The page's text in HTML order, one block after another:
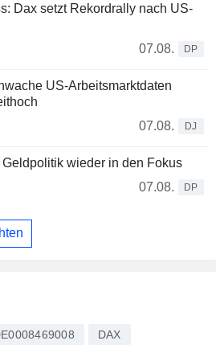
Dax setzt Rekordrally nach US-
07.08.
DP
US-Arbeitsmarktdaten
07.08.
DJ
wieder in den Fokus
07.08.
DP
DAX